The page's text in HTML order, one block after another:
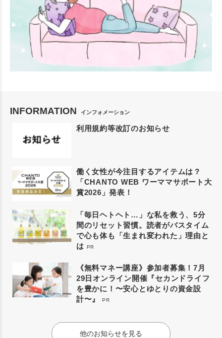
INFORMATION インフォメーション
利用規約等改訂のお知らせ
働く女性が今注目するアイテムは？
「CHANTO WEB ワーママサポート大
賞2026」発表！
「毎日ヘトヘト…」な私を救う、5分
間のリセット習慣。読者がバスタイム
で心も体も「生まれ変われた」理由と
は PR
《無料マネー講座》参加者募集！7月
29日オンライン開催『セカンドライフ
を豊かに！〜安心とゆとりの資金設
計〜』
PR
他のお知らせを見る